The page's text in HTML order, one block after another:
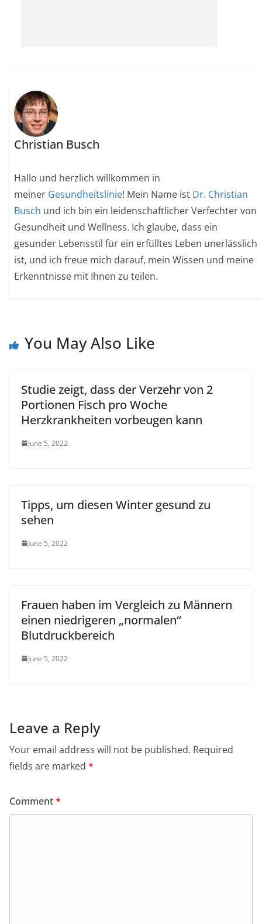
Christian Busch
Hallo und herzlich willkommen in
meiner Gesundheitslinie! Mein Name ist Dr. Christian
Busch und ich bin ein leidenschaftlicher Verfechter von
Gesundheit und Wellness. Ich glaube, dass ein
gesunder Lebensstil für ein erfülltes Leben unerlässlich
ist, und ich freue mich darauf, mein Wissen und meine
Erkenntnisse mit Ihnen zu teilen.
You May Also Like
Studie zeigt, dass der Verzehr von 2
Portionen Fisch pro Woche
Herzkrankheiten vorbeugen kann
June 5, 2022
Tipps, um diesen Winter gesund zu
sehen
June 5, 2022
Frauen haben im Vergleich zu Männern
einen niedrigeren „normalen“
Blutdruckbereich
June 5, 2022
Leave a Reply
Your email address will not be published. Required
fields are marked *
Comment*